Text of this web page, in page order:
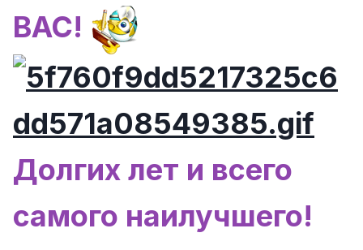
ВАС!
Долгих лет и всего
самого наилучшего!